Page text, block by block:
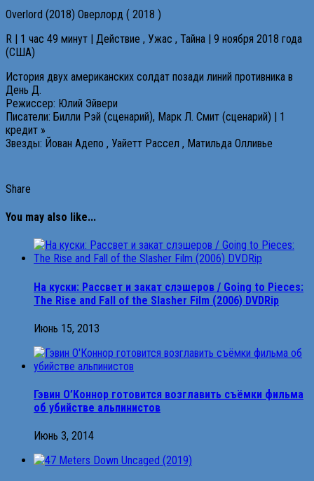
Overlord (2018) Оверлорд ( 2018 )
R | 1 час 49 минут | Действие , Ужас , Тайна | 9 ноября 2018 года
(США)
История двух американских солдат позади линий противника в
День Д.
Режиссер: Юлий Эйвери
Писатели: Билли Рэй (сценарий), Марк Л. Смит (сценарий) | 1
кредит »
Звезды: Йован Адепо , Уайетт Рассел , Матильда Олливье
Share
You may also like...
На куски: Рассвет и закат слэшеров / Going to Pieces:
The Rise and Fall of the Slasher Film (2006) DVDRip
Июнь 15, 2013
Гэвин О’Коннор готовится возглавить съёмки фильма
об убийстве альпинистов
Июнь 3, 2014